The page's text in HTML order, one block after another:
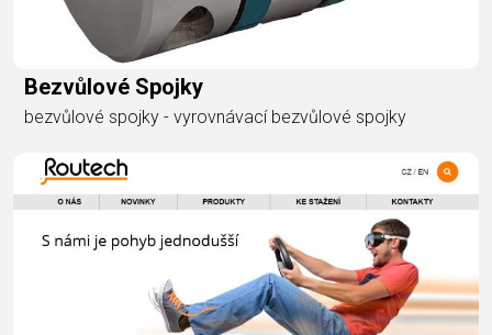
Bezvůlové Spojky
bezvůlové spojky - vyrovnávací bezvůlové spojky